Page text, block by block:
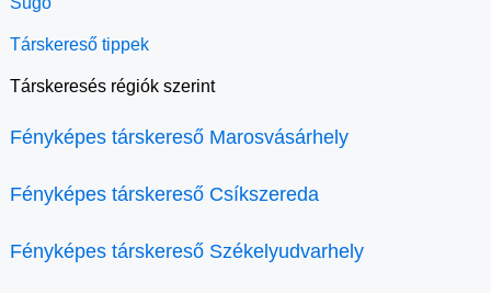
Társkereső tippek
Társkeresés régiók szerint
Fényképes társkereső Marosvásárhely
Fényképes társkereső Csíkszereda
Fényképes társkereső Székelyudvarhely